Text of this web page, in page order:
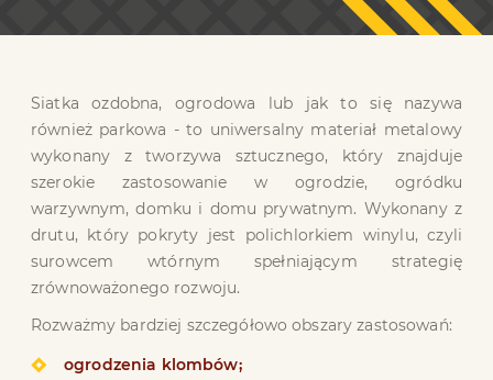
Siatka ozdobna, ogrodowa lub jak to się nazywa
również parkowa - to uniwersalny materiał metalowy
wykonany z tworzywa sztucznego, który znajduje
szerokie zastosowanie w ogrodzie, ogródku
warzywnym, domku i domu prywatnym. Wykonany z
drutu, który pokryty jest polichlorkiem winylu, czyli
surowcem wtórnym spełniającym strategię
zrównoważonego rozwoju.
Rozważmy bardziej szczegółowo obszary zastosowań:
ogrodzenia klombów;